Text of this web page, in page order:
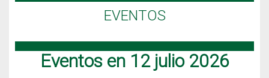
EVENTOS
Eventos en 12 julio 2026